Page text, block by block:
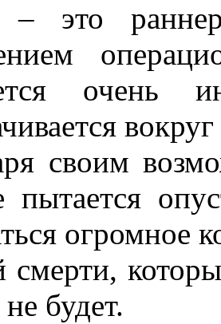
– это
очень
своим
пытается
огромное
смерти,
будет.